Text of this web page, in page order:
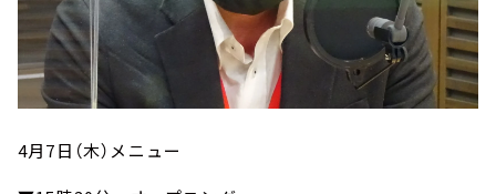
4月7日（木）メニュー